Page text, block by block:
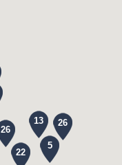
26
22
13 26
5